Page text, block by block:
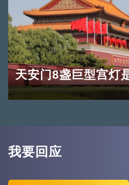
天安门8盏巨型宫灯
我要回应